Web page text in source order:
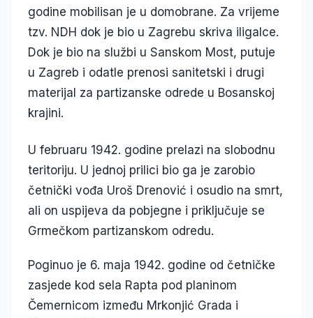
godine mobilisan je u domobrane. Za vrijeme
tzv. NDH dok je bio u Zagrebu skriva iligalce.
Dok je bio na službi u Sanskom Most, putuje
u Zagreb i odatle prenosi sanitetski i drugi
materijal za partizanske odrede u Bosanskoj
krajini.
U februaru 1942. godine prelazi na slobodnu
teritoriju. U jednoj prilici bio ga je zarobio
četnički vođa Uroš Drenović i osudio na smrt,
ali on uspijeva da pobjegne i priključuje se
Grmečkom partizanskom odredu.
Poginuo je 6. maja 1942. godine od četničke
zasjede kod sela Rapta pod planinom
Čemernicom između Mrkonjić Grada i